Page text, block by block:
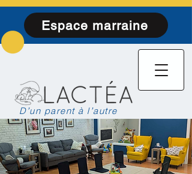
D’un parent à l’autre
Espace marraine